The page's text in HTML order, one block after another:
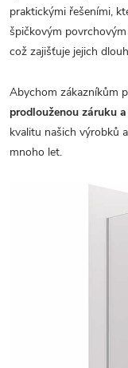
praktickými řešeními,
špičkovým
což zajišťuje jejich
Abychom zákazníkům
prodlouženou záruku
kvalitu našich výrobků
mnoho let.